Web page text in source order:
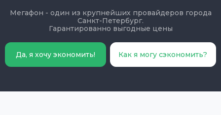
Мегафон - один из крупнейших провайдеров города
Санкт-Петербург.
Гарантированно выгодные цены
Да, я хочу экономить! Как я могу сэкономить?